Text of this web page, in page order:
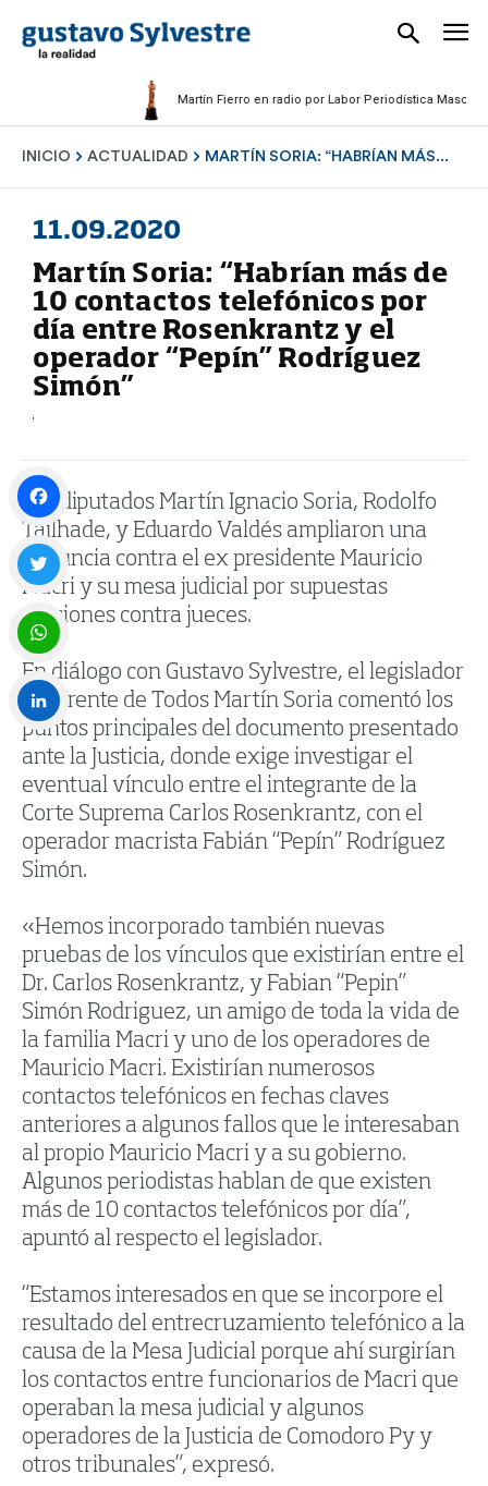
Martín Fierro en radio por Labor Periodística Masculina
INICIO ACTUALIDAD MARTÍN SORIA: “HABRÍAN MÁS...
11.09.2020
Martín Soria: “Habrían más de
10 contactos telefónicos por
día entre Rosenkrantz y el
operador “Pepín” Rodríguez
Simón”
Los diputados Martín Ignacio Soria, Rodolfo
Tailhade, y Eduardo Valdés ampliaron una
denuncia contra el ex presidente Mauricio
Macri y su mesa judicial por supuestas
presiones contra jueces.
En diálogo con Gustavo Sylvestre, el legislador
del Frente de Todos Martín Soria comentó los
puntos principales del documento presentado
ante la Justicia, donde exige investigar el
eventual vínculo entre el integrante de la
Corte Suprema Carlos Rosenkrantz, con el
operador macrista Fabián “Pepín” Rodríguez
Simón.
«Hemos incorporado también nuevas
pruebas de los vínculos que existirían entre el
Dr. Carlos Rosenkrantz, y Fabian “Pepin”
Simón Rodriguez, un amigo de toda la vida de
la familia Macri y uno de los operadores de
Mauricio Macri. Existirían numerosos
contactos telefónicos en fechas claves
anteriores a algunos fallos que le interesaban
al propio Mauricio Macri y a su gobierno.
Algunos periodistas hablan de que existen
más de 10 contactos telefónicos por día”,
apuntó al respecto el legislador.
“Estamos interesados en que se incorpore el
resultado del entrecruzamiento telefónico a la
causa de la Mesa Judicial porque ahí surgirían
los contactos entre funcionarios de Macri que
operaban la mesa judicial y algunos
operadores de la Justicia de Comodoro Py y
otros tribunales”, expresó.
Facebook
Twitter
WhatsApp
LinkedIn